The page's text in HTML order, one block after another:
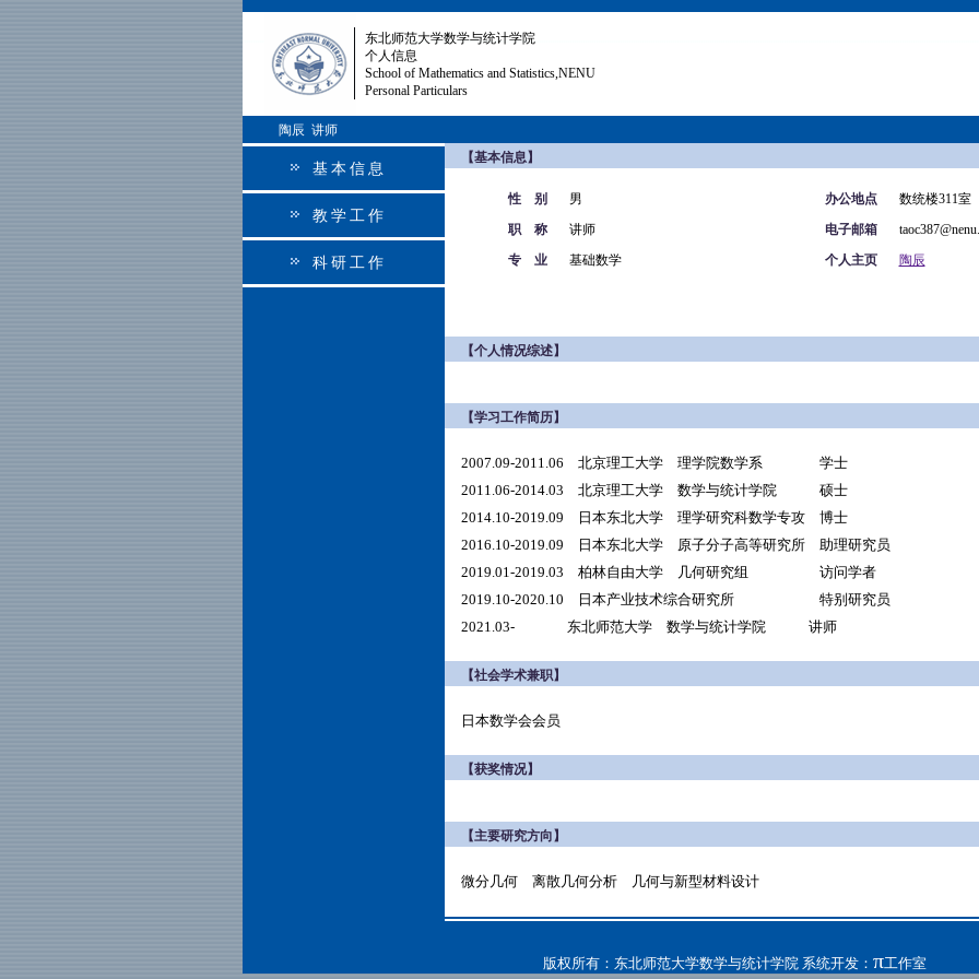
东北师范大学数学与统计学院
个人信息
School of Mathematics and Statistics,NENU
Personal Particulars
陶辰 讲师
基本信息
教学工作
科研工作
【基本信息】
性 别 男 办公地点
数统楼311室
职 称
讲师 电子邮箱
专 业
基础数学 个人主页 陶辰
【个人情况综述】
【学习工作简历】
2007.09-2011.06 北京理工大学 理学院数学系 学士
2011.06-2014.03 北京理工大学 数学与统计学院 硕士
2014.10-2019.09 日本东北大学 理学研究科数学专攻 博士
2016.10-2019.09 日本东北大学 原子分子高等研究所 助理研究员
2019.01-2019.03 柏林自由大学 几何研究组 访问学者
2019.10-2020.10 日本产业技术综合研究所 特别研究员
2021.03- 东北师范大学 数学与统计学院 讲师
【社会学术兼职】
日本数学会会员
【获奖情况】
【主要研究方向】
微分几何 离散几何分析 几何与新型材料设计
版权所有：东北师范大学数学与统计学院 系统开发： π工作室